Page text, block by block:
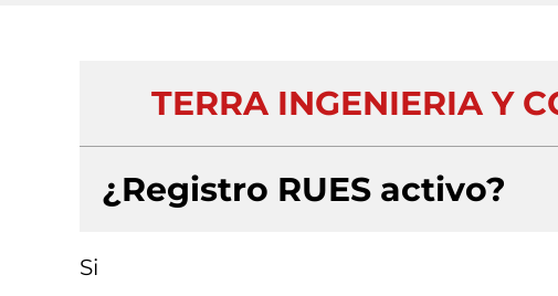
TERRA INGENIERIA Y
¿Registro RUES activo?
Si